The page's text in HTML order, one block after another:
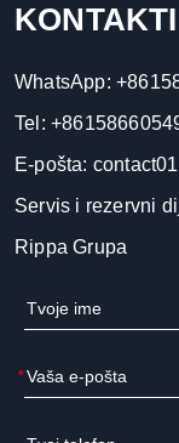
WhatsApp:
Tel:
E-pošta:
Servis i rezervni
Rippa Grupa
*